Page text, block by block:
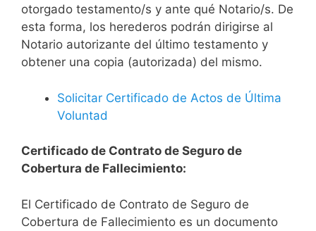
otorgado testamento/s y ante qué Notario/s. De
esta forma, los herederos podrán dirigirse al
Notario autorizante del último testamento y
obtener una copia (autorizada) del mismo.
Solicitar Certificado de Actos de Última
Voluntad
Certificado de Contrato de Seguro de
Cobertura de Fallecimiento:
El Certificado de Contrato de Seguro de
Cobertura de Fallecimiento es un documento